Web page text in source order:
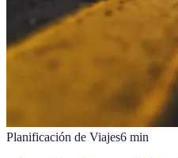
Planificación de Viajes6 min